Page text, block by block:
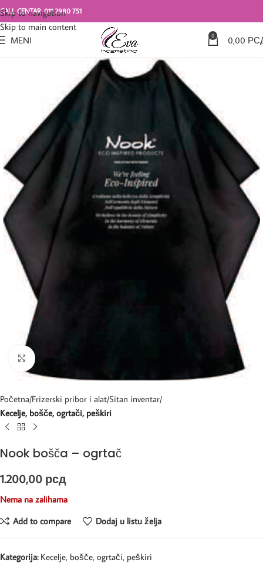
Skip to navigation
Skip to main content
CALL CENTAR: 011 2980 751
MENI 0 0,00
Kliknite za uvećanje
Početna Frizerski pribor i alat Sitan inventar
Kecelje, bošče, ogrtači, peškiri
Nook bošča – ogrtač
1.200,00 рсд
Nema na zalihama
Add to compare
Dodaj u listu želja
Kategorija: Kecelje, bošče, ogrtači, peškiri